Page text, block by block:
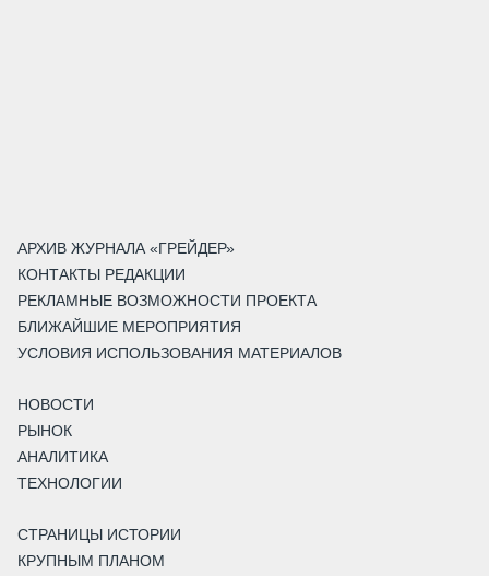
АРХИВ ЖУРНАЛА «ГРЕЙДЕР»
КОНТАКТЫ РЕДАКЦИИ
РЕКЛАМНЫЕ ВОЗМОЖНОСТИ ПРОЕКТА
БЛИЖАЙШИЕ МЕРОПРИЯТИЯ
УСЛОВИЯ ИСПОЛЬЗОВАНИЯ МАТЕРИАЛОВ
НОВОСТИ
РЫНОК
АНАЛИТИКА
ТЕХНОЛОГИИ
СТРАНИЦЫ ИСТОРИИ
КРУПНЫМ ПЛАНОМ